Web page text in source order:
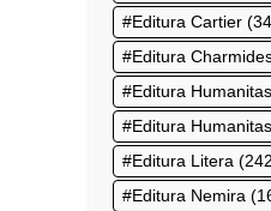
Editura Cartier
Editura
Editura Humanitas
Editura
Editura Litera
Editura Nemira